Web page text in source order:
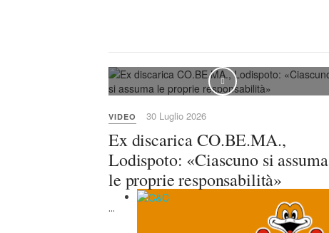
VIDEO 30 Luglio 2026
Ex discarica CO.BE.MA.,
Lodispoto: «Ciascuno si assuma
le proprie responsabilità»
...